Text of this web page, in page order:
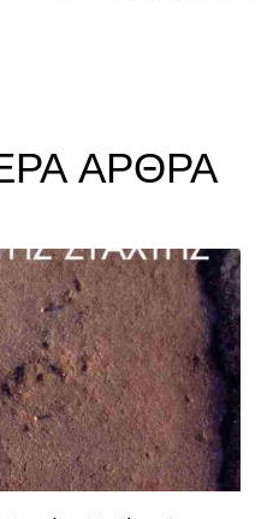
ΑΡΘΡΑ